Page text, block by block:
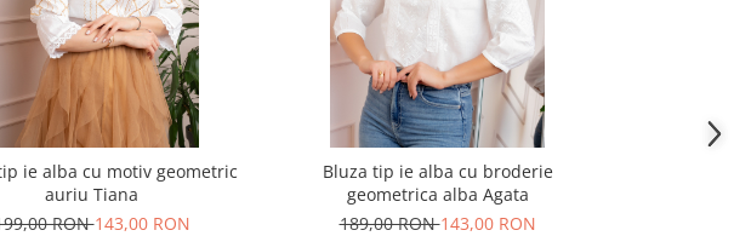
ie alba cu motiv geometric
auriu Tiana
RON143,00 RON
Bluza tip ie alba cu broderie
geometrica alba Agata
189,00 RON143,00 RON